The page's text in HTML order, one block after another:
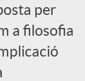
per
a filosofia